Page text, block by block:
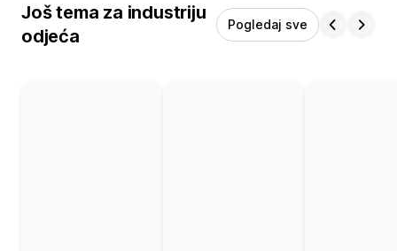
Još tema za industriju
odjeća
Pogledaj sve